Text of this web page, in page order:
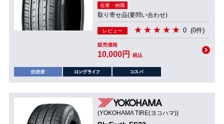
在庫・納期
取り寄せ品(要問い合わせ)
レビュー 0 (0件)
販売価格
10,000円 税込
(YOKOHAMA TIRE(ヨコハマ))